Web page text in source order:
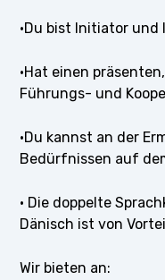
·Du bist Initiator und
·Hat einen
Führungs- und
·Du kannst an der
Bedürfnissen auf
· Die doppelte
Dänisch ist von
Wir bieten an: